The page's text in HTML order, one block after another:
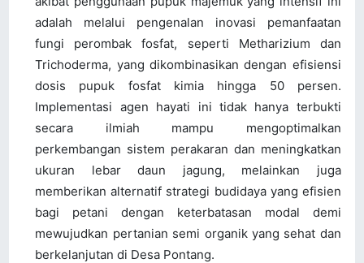
adalah melalui pengenalan inovasi pemanfaatan
fungi perombak fosfat, seperti Metharizium dan
Trichoderma, yang dikombinasikan dengan efisiensi
dosis pupuk fosfat kimia hingga 50 persen.
Implementasi agen hayati ini tidak hanya terbukti
secara ilmiah mampu mengoptimalkan
perkembangan sistem perakaran dan meningkatkan
ukuran lebar daun jagung, melainkan juga
memberikan alternatif strategi budidaya yang efisien
bagi petani dengan keterbatasan modal demi
mewujudkan pertanian semi organik yang sehat dan
berkelanjutan di Desa Pontang.